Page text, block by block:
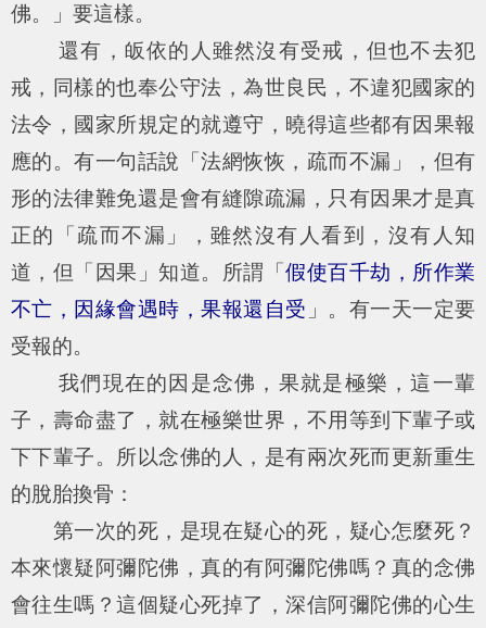
佛。」要這樣。
還有，皈依的人雖然沒有受戒，但也不去犯
戒，同樣的也奉公守法，為世良民，不違犯國家的
法令，國家所規定的就遵守，曉得這些都有因果報
應的。有一句話說「法網恢恢，疏而不漏」，但有
形的法律難免還是會有縫隙疏漏，只有因果才是真
正的「疏而不漏」，雖然沒有人看到，沒有人知
道，但「因果」知道。所謂「假使百千劫，所作業
不亡，因緣會遇時，果報還自受 」。有一天一定要
受報的。
我們現在的因是念佛，果就是極樂，這一輩
子，壽命盡了，就在極樂世界，不用等到下輩子或
下下輩子。所以念佛的人，是有兩次死而更新重生
的脫胎換骨：
第一次的死，是現在疑心的死，疑心怎麼死？
本來懷疑阿彌陀佛，真的有阿彌陀佛嗎？真的念佛
會往生嗎？這個疑心死掉了，深信阿彌陀佛的心生